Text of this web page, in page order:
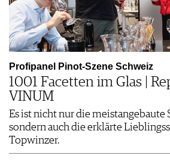
Profipanel Pinot-Szene Schweiz
1001 Facetten im Glas |
VINUM
Es ist nicht nur die meistangebaute
sondern auch die erklärte
Topwinzer.